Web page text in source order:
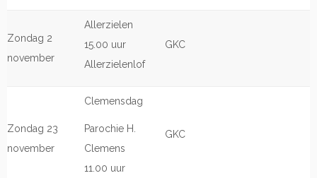
Zondag 2
november
Allerzielen
15.00 uur
Allerzielenlof
GKC
Zondag 23
november
Clemensdag
Parochie H.
Clemens
11.00 uur
GKC